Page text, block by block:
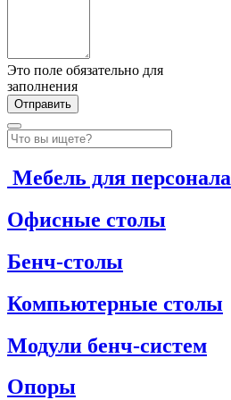
Это поле обязательно для
заполнения
Мебель для персонала
Офисные столы
Бенч-столы
Компьютерные столы
Модули бенч-систем
Опоры